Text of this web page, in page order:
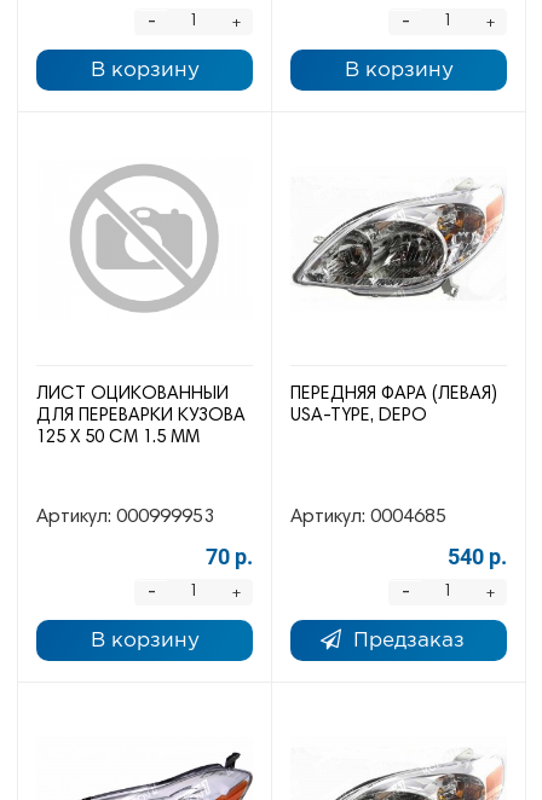
+
-
В корзину
+
-
В корзину
ЛИСТ ОЦИКОВАННЫЙ
ДЛЯ ПЕРЕВАРКИ КУЗОВА
125 Х 50 СМ 1.5 ММ
Артикул: 000999953
70 р.
+
-
В корзину
ПЕРЕДНЯЯ ФАРА (ЛЕВАЯ)
USA-TYPE, DEPO
Артикул: 0004685
540 р.
+
-
Предзаказ